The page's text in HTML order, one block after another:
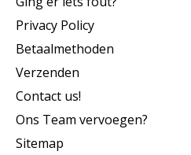
Privacy Policy
Betaalmethoden
Verzenden
Contact us!
Ons Team vervoegen?
Sitemap